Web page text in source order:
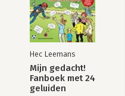
Hec Leemans
Mijn gedacht!
Fanboek met 24
geluiden